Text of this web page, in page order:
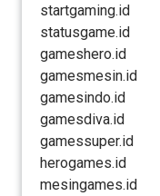
startgaming.id
statusgame.id
gameshero.id
gamesmesin.id
gamesindo.id
gamesdiva.id
gamessuper.id
herogames.id
mesingames.id